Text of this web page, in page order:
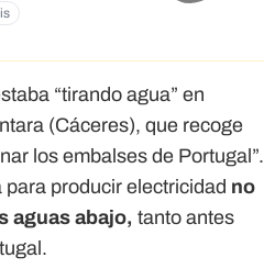
“tirando agua” en
(Cáceres), que recoge
los embalses de Portugal”.
para producir electricidad no
aguas abajo, tanto antes